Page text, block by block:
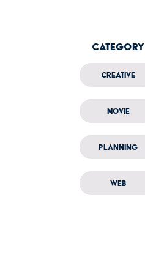
Category
Creative
Movie
Planning
Web